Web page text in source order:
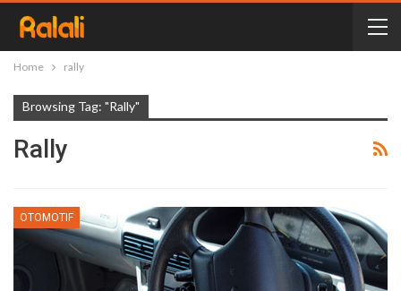
Home rally
Browsing Tag: "rally"
Rally
OTOMOTIF